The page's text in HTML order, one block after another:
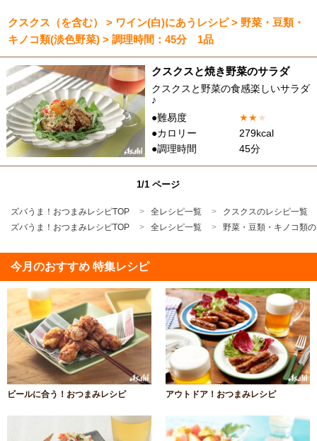
クスクス（を含む） > ワイン(白)にあうレシピ > 野菜・豆類・
キノコ類(淡色野菜) > 調理時間：45分 1品
クスクスと焼き野菜のサラダ
クスクスと野菜の食感楽しいサラダ
♪
●難易度
★★★
●カロリー
279kcal
●調理時間
45分
1/1 ページ
ズバうま！おつまみレシピTOP 全レシピ一覧
クスクスのレシピ一覧
ズバうま！おつまみレシピTOP
全レシピ一覧 野菜・豆類・キノコ類
今月のおすすめ 特集レシピ
ビールに合う！おつまみレシピ アウトドア！おつまみレシピ